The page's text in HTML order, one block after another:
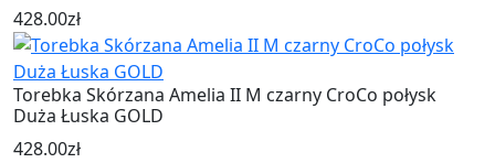
428.00zł
Torebka Skórzana Amelia II M czarny CroCo połysk
Duża Łuska GOLD
428.00zł